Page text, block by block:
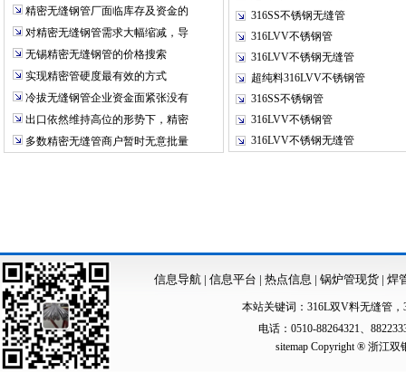
精密无缝钢管厂面临库存及资金的
对精密无缝钢管需求大幅缩减，导
无锡精密无缝钢管的价格搜索
实现精密管硬度最有效的方式
冷拔无缝钢管企业资金面紧张没有
出口依然维持高位的形势下，精密
多数精密无缝管商户暂时无意批量
316SS不锈钢无缝管
316LVV不锈钢管
316LVV不锈钢无缝管
超纯料316LVV不锈钢管
316SS不锈钢管
316LVV不锈钢管
316LVV不锈钢无缝管
信息导航| 信息平台 | 热点信息 | 锅炉管现货 | 焊
本站关键词： 316L双V料无缝管 ，
电话：0510-88264321、
sitemapCopyright ® 浙江双